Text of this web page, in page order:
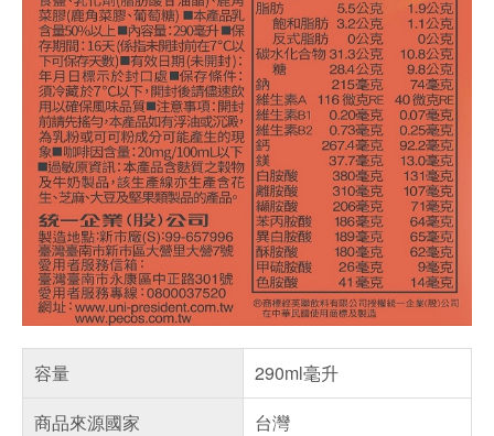
容量
290ml毫升
商品來源國家
台灣